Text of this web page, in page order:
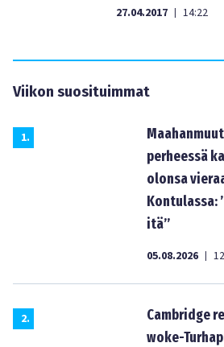
27.04.2017 | 14:22
Viikon suosituimmat
1.
perheessä
olonsa
Kontulassa:
itä”
05.08.2026 |
2.
Cambridge
woke-